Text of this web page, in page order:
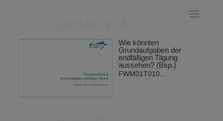
Wie könnten
Grundaufgaben der
endfälligen Tilgung
aussehen? (Bsp.)
FWM01T010...